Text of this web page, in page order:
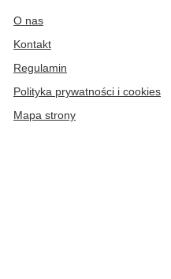
O nas
Kontakt
Regulamin
Polityka prywatności i cookies
Mapa strony